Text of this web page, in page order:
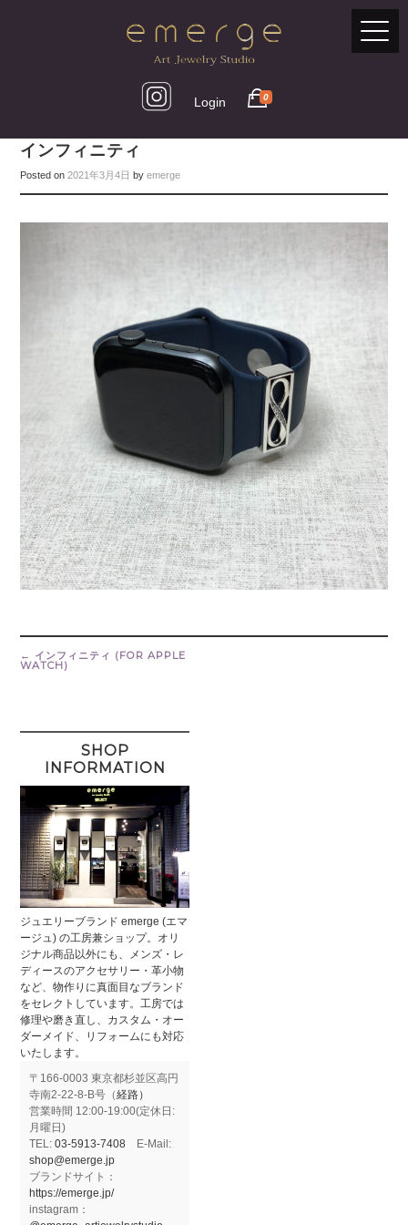
Login 0
インフィニティ
Posted on2021年3月4日 byemerge
Post
navigation
← インフィニティ (FOR APPLE
WATCH)
SHOP
INFORMATION
ジュエリーブランド emerge (エマ
ージュ) の工房兼ショップ。オリ
ジナル商品以外にも、メンズ・レ
ディースのアクセサリー・革小物
など、物作りに真面目なブランド
をセレクトしています。工房では
修理や磨き直し、カスタム・オー
ダーメイド、リフォームにも対応
いたします。
〒166-0003 東京都杉並区高円
寺南2-22-8-B号（経路）
営業時間 12:00-19:00(定休日:
月曜日)
TEL:03-5913-7408 E-Mail:
shop@emerge.jp
ブランドサイト：
https://emerge.jp/
instagram：